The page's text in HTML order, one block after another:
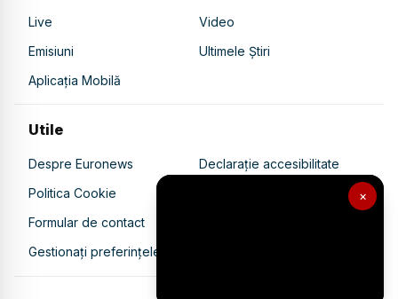
×
Live
Video
Emisiuni
Ultimele Știri
Aplicația Mobilă
Utile
Despre Euronews
Declarație accesibilitate
Politica Cookie
Politica de confidențialitate
Formular de contact
Gestionați preferințele